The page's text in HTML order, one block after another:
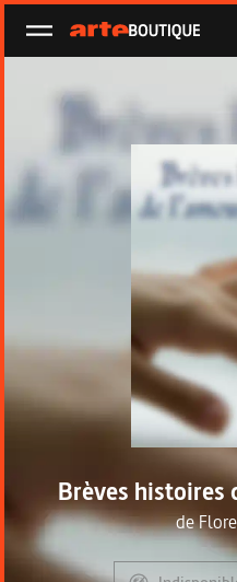
Ouvrir le menu
Brèves histoires
de